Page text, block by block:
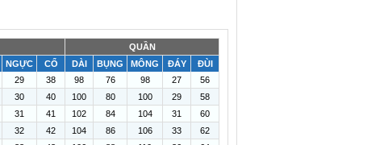
QUẦN
NGỰC CỔ DÀI BỤNG MÔNG ĐÁY
ĐÙI
29 38 98 76 98 27
56
30 40 100 80 100 29
58
31 41 102 84 104 31
60
32 42 104 86 106 33
62